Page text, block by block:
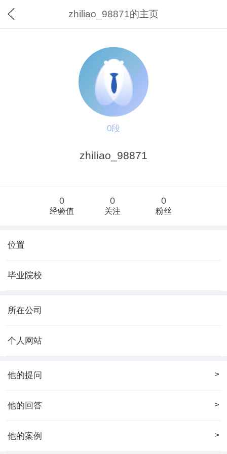
zhiliao_98871的主页
0段
zhiliao_98871
0
经验值
0
关注
0
粉丝
位置
毕业院校
所在公司
个人网站
他的提问 >
他的回答 >
他的案例 >